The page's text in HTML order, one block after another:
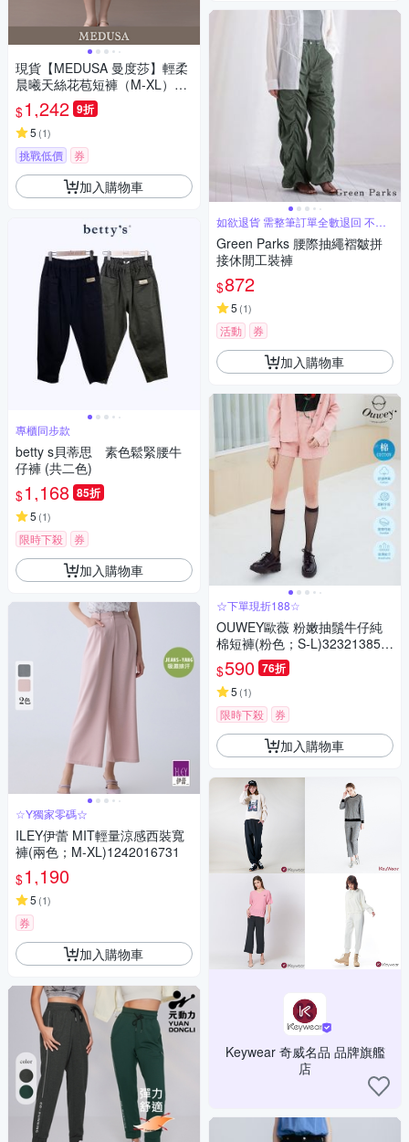
現貨【MEDUSA 曼度莎】輕柔
晨曦天絲花苞短褲（M-XL）｜
天絲涼感 女休閒短褲
$1,242 9折
5 (1)
挑戰低價 券
加入購物車
專櫃同步款
betty s貝蒂思 素色鬆緊腰牛
仔褲 (共二色)
$1,168 85折
5 (1)
限時下殺 券
加入購物車
☆Y獨家零碼☆
ILEY伊蕾 MIT輕量涼感西裝寬
褲(兩色；M-XL)1242016731
$1,190
5 (1)
券
加入購物車
如欲退貨 需整筆訂單全數退回 不能
單退
Green Parks 腰際抽繩褶皺拼
接休閒工裝褲
$872
5 (1)
活動 券
加入購物車
☆下單現折188☆
OUWEY歐薇 粉嫩抽鬚牛仔純
棉短褲(粉色；S-L)323213850
$590 76折
5 (1)
限時下殺 券
加入購物車
Keywear 奇威名品 品牌旗艦
店